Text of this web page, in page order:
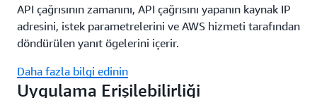
API çağrısının zamanını, API çağrısını yapanın kaynak IP
adresini, istek parametrelerini ve AWS hizmeti tarafından
döndürülen yanıt ögelerini içerir.
Daha fazla bilgi edinin
Uygulama Erişilebilirliği